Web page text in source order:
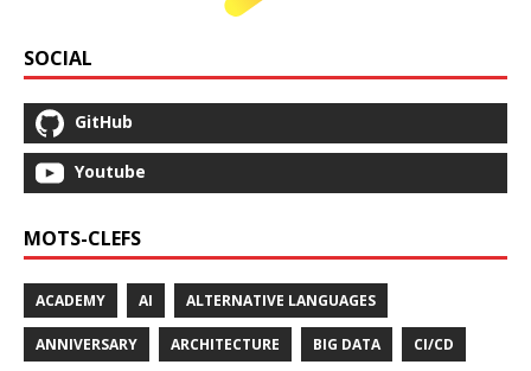
SOCIAL
GitHub
Youtube
MOTS-CLEFS
ACADEMY AI ALTERNATIVE LANGUAGES
ANNIVERSARY ARCHITECTURE BIG DATA CI/CD